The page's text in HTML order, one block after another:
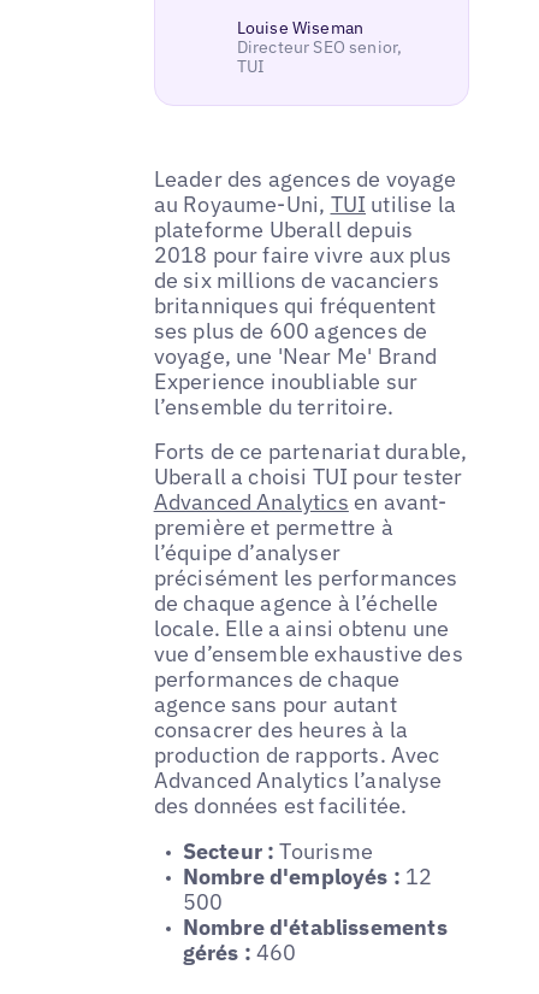
Louise Wiseman
Directeur SEO senior,
TUI
Leader des agences de voyage
au Royaume-Uni, TUI utilise la
plateforme Uberall depuis
2018 pour faire vivre aux plus
de six millions de vacanciers
britanniques qui fréquentent
ses plus de 600 agences de
voyage, une 'Near Me' Brand
Experience inoubliable sur
l’ensemble du territoire.
Forts de ce partenariat durable,
Uberall a choisi TUI pour tester
Advanced Analytics en avant-
première et permettre à
l’équipe d’analyser
précisément les performances
de chaque agence à l’échelle
locale. Elle a ainsi obtenu une
vue d’ensemble exhaustive des
performances de chaque
agence sans pour autant
consacrer des heures à la
production de rapports. Avec
Advanced Analytics l’analyse
des données est facilitée.
Secteur :Tourisme
Nombre d'employés : 12
500
Nombre d'établissements
gérés :460